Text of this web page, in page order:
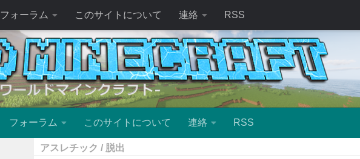
フォーラム このサイトについて 連絡 RSS
フォーラム このサイトについて 連絡 RSS
アスレチック / 脱出